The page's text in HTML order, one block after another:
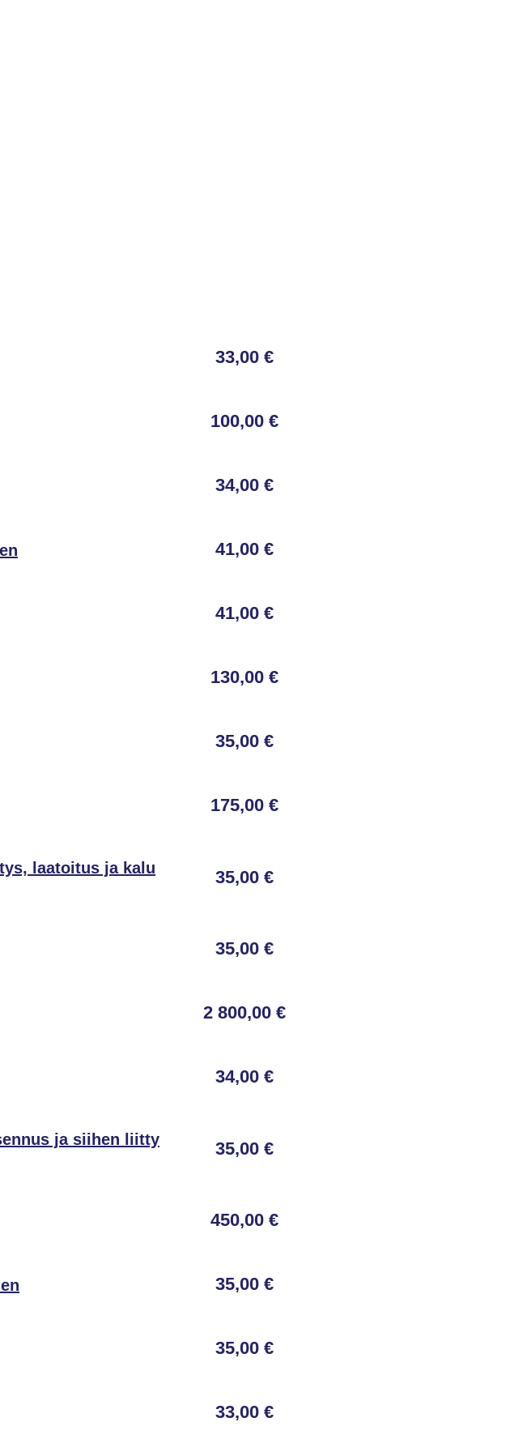
33,00 €
100,00 €
34,00 €
41,00 €
41,00 €
130,00 €
35,00 €
175,00 €
laatoitus ja kalu
35,00 €
35,00 €
2 800,00 €
34,00 €
ja siihen liitty
35,00 €
450,00 €
35,00 €
35,00 €
33,00 €